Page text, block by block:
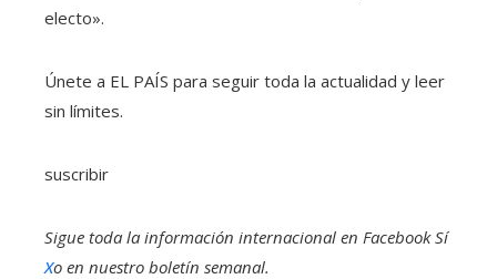
electo».
Únete a EL PAÍS para seguir toda la actualidad y leer
sin límites.
suscribir
Sigue toda la información internacional en FacebookSí
Xo en nuestro boletín semanal.